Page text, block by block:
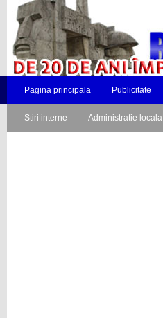
Pagina principala Publicitate
Stiri interne Administratie locala